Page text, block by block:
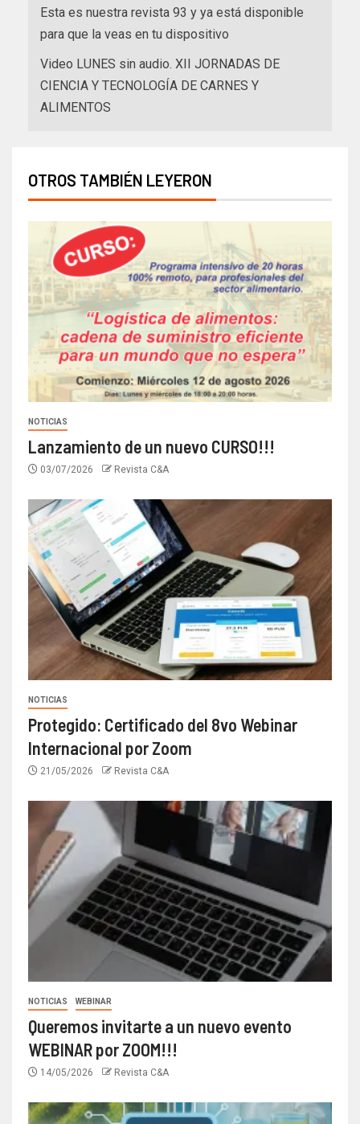
Esta es nuestra revista 93 y ya está disponible
para que la veas en tu dispositivo
Video LUNES sin audio. XII JORNADAS DE
CIENCIA Y TECNOLOGÍA DE CARNES Y
ALIMENTOS
OTROS TAMBIÉN LEYERON
NOTICIAS
Lanzamiento de un nuevo CURSO!!!
03/07/2026 Revista C&A
NOTICIAS
Protegido: Certificado del 8vo Webinar
Internacional por Zoom
21/05/2026 Revista C&A
NOTICIAS WEBINAR
Queremos invitarte a un nuevo evento
WEBINAR por ZOOM!!!
14/05/2026 Revista C&A